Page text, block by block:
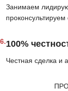
Занимаем
6.100%
Честная сделка и